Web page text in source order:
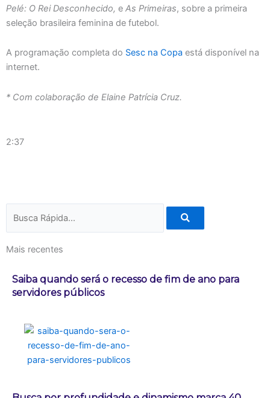
Pelé: O Rei Desconhecido, e As Primeiras, sobre a primeira
seleção brasileira feminina de futebol.
A programação completa do Sesc na Copa está disponível na
internet.
* Com colaboração de Elaine Patrícia Cruz.
2:37
Mais recentes
Saiba quando será o recesso de fim de ano para
servidores públicos